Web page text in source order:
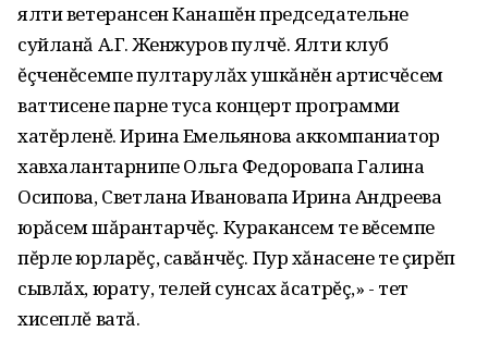
ялти ветерансен Канашĕн председательне
суйланă А.Г. Женжуров пулчĕ. Ялти клуб
ĕçченĕсемпе пултарулăх ушкăнĕн артисчĕсем
ваттисене парне туса концерт программи
хатĕрленĕ. Ирина Емельянова аккомпаниатор
хавхалантарнипе Ольга Федоровапа Галина
Осипова‚ Светлана Ивановапа Ирина Андреева
юрăсем шăрантарчĕç. Куракансем те вĕсемпе
пĕрле юрларĕç‚ савăнчĕç. Пур хăнасене те çирĕп
сывлăх‚ юрату‚ телей сунсах ăсатрĕç,» - тет
хисеплĕ ватă.